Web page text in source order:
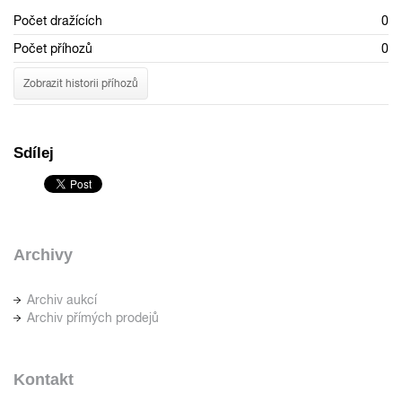
Počet dražících
0
Počet příhozů
0
Zobrazit historii příhozů
Sdílej
Archivy
Archiv aukcí
Archiv přímých prodejů
Kontakt